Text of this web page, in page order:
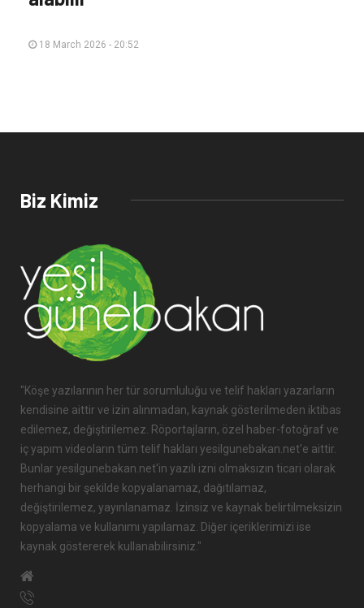
18 March 2026 - 20:52
Biz Kimiz
"Köşe yazılarının her tür sorumluluğu ve telif hakları yazarların
kendisine aittir ve izin alınmadan, kaynak gösterilmeden iktibas
edilemez, değiştirilemez. Röportajların, özel haber-fotoğraf ve
iç yapım videoların tüm telif hakları yesilgunebakan.net'e aittir.
Bunlar yesilgunebakan.net'in yazılı izni olmaksızın ticari olarak
herhangi bir şekilde kopyalanamaz, dağıtılamaz,
değiştirilemez, yayınlanamaz. İzinsiz ve kaynak belirtilmeksizin
kopyalama ve kullanımı yapılamaz. Diğer içeriklerimizi ise
kaynak göstererek kullanabilirsiniz."